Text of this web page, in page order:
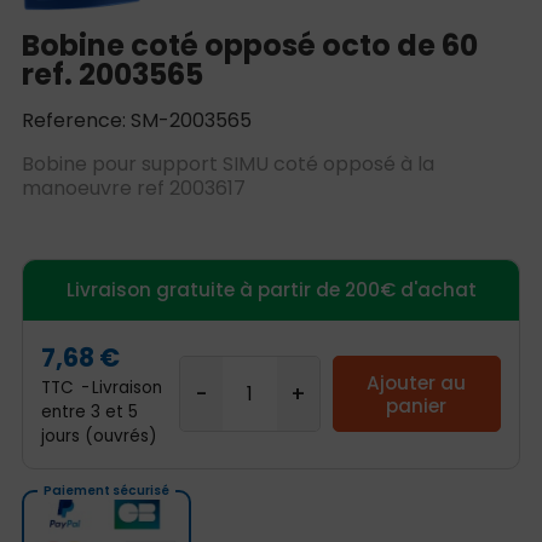
Bobine coté opposé octo de 60
ref. 2003565
Reference: SM-2003565
Bobine pour support SIMU coté opposé à la
manoeuvre ref 2003617
Livraison gratuite à partir de 200€ d'achat
7,68 €
TTC
Livraison
entre 3 et 5
jours (ouvrés)
Ajouter au
panier
Paiement sécurisé